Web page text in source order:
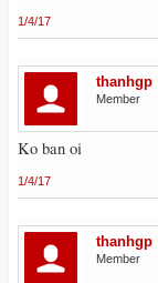
1/4/17
thanhgp
Member
Ko ban oi
1/4/17
thanhgp
Member